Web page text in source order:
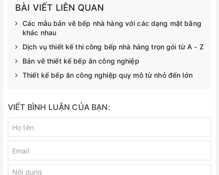
BÀI VIẾT LIÊN QUAN
Các mẫu bản vẽ bếp nhà hàng với các dạng mặt bằng
khác nhau
Dịch vụ thiết kế thi công bếp nhà hàng trọn gói từ A - Z
Bản vẽ thiết kế bếp ăn công nghiệp
Thiết kế bếp ăn công nghiệp quy mô từ nhỏ đến lớn
VIẾT BÌNH LUẬN CỦA BẠN: